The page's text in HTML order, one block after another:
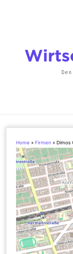
Home » Firmen »Dimos